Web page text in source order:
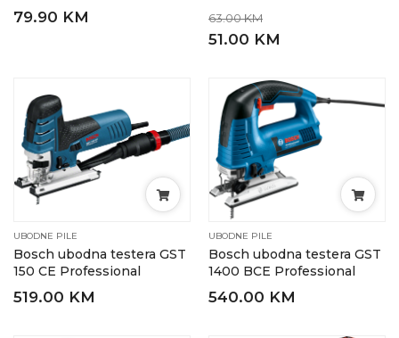
79.90 KM 63.00 KM
51.00 KM
UBODNE PILE
Bosch ubodna testera GST
150 CE Professional
519.00 KM
UBODNE PILE
Bosch ubodna testera GST
1400 BCE Professional
540.00 KM